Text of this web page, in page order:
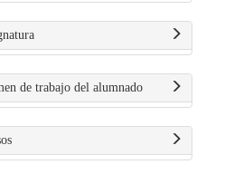
de trabajo del alumnado